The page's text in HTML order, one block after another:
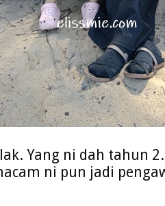
Yang ni dah tahun
ni pun jadi